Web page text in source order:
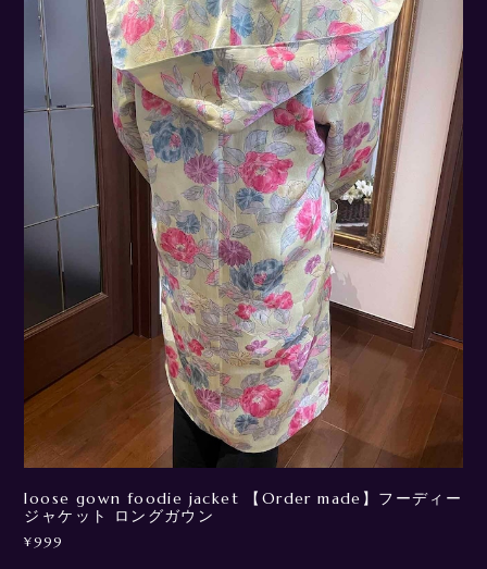
loose gown foodie jacket 【Order made】フーディー
ジャケット ロングガウン
¥999